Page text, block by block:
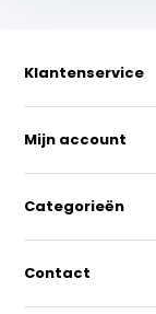
Klantenservice
Mijn account
Categorieën
Contact